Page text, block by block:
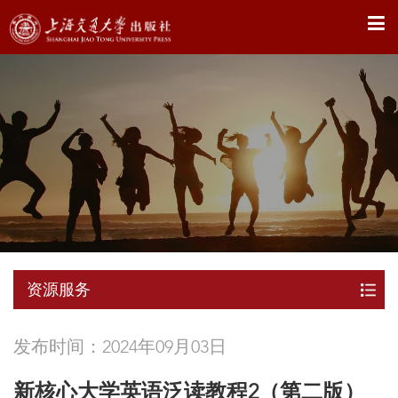
X
资源服务
发布时间：2024年09月03日
新核心大学英语泛读教程2（第二版）